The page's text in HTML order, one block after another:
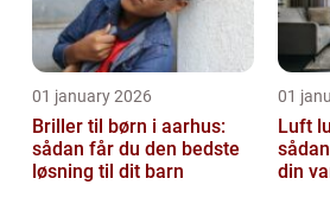
01 january 2026
Briller til børn i aarhus:
sådan får du den bedste
løsning til dit barn
01
Luft
din